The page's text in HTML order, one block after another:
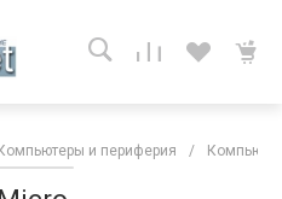
Компьютеры и периферия /